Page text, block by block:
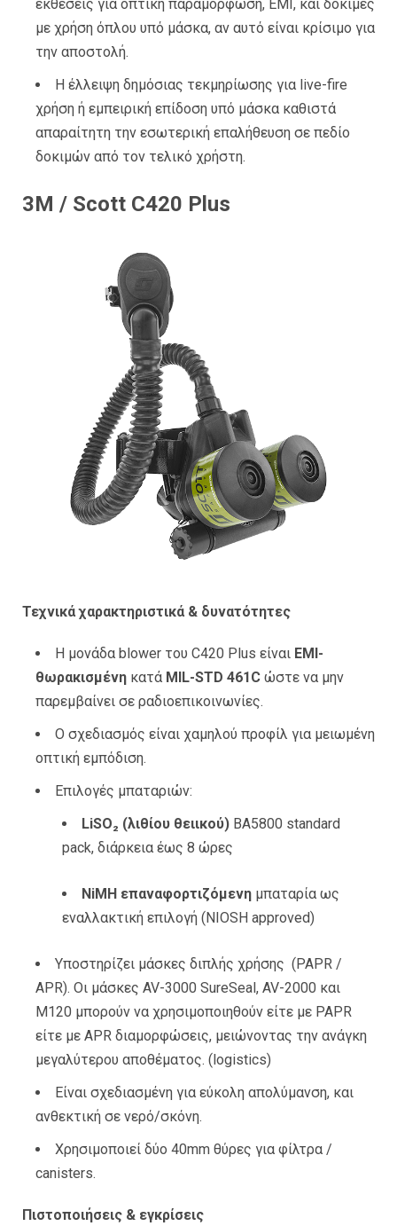
εκθέσεις για οπτική παραμόρφωση, EMI, και δοκιμές
με χρήση όπλου υπό μάσκα, αν αυτό είναι κρίσιμο για
την αποστολή.
Η έλλειψη δημόσιας τεκμηρίωσης για live-fire
χρήση ή εμπειρική επίδοση υπό μάσκα καθιστά
απαραίτητη την εσωτερική επαλήθευση σε πεδίο
δοκιμών από τον τελικό χρήστη.
3M / Scott C420 Plus
Τεχνικά χαρακτηριστικά & δυνατότητες
Η μονάδα blower του C420 Plus είναι EMI-
θωρακισμένη κατά MIL-STD 461C ώστε να μην
παρεμβαίνει σε ραδιοεπικοινωνίες.
Ο σχεδιασμός είναι χαμηλού προφίλ για μειωμένη
οπτική εμπόδιση.
Επιλογές μπαταριών:
LiSO₂ (λιθίου θειικού) BA5800 standard
pack, διάρκεια έως 8 ώρες
NiMH επαναφορτιζόμενη μπαταρία ως
εναλλακτική επιλογή (NIOSH approved)
Υποστηρίζει μάσκες διπλής χρήσης (PAPR /
APR). Οι μάσκες AV-3000 SureSeal, AV-2000 και
M120 μπορούν να χρησιμοποιηθούν είτε με PAPR
είτε με APR διαμορφώσεις, μειώνοντας την ανάγκη
μεγαλύτερου αποθέματος. (logistics)
Είναι σχεδιασμένη για εύκολη απολύμανση, και
ανθεκτική σε νερό/σκόνη.
Χρησιμοποιεί δύο 40mm θύρες για φίλτρα /
canisters.
Πιστοποιήσεις & εγκρίσεις